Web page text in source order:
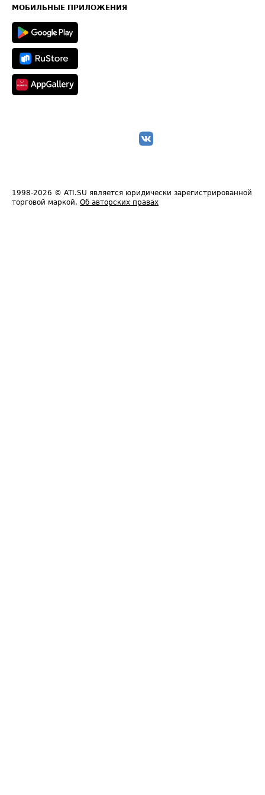
Техническая информация
МОБИЛЬНЫЕ ПРИЛОЖЕНИЯ
1998-2026 © ATI.SU является юридически зарегистрированной
торговой маркой. Об авторских правах